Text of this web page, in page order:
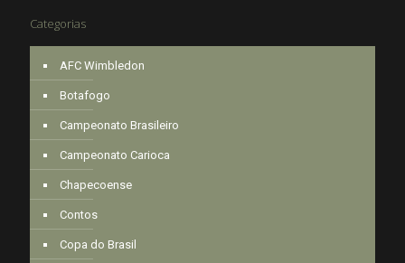
Categorias
AFC Wimbledon
Botafogo
Campeonato Brasileiro
Campeonato Carioca
Chapecoense
Contos
Copa do Brasil